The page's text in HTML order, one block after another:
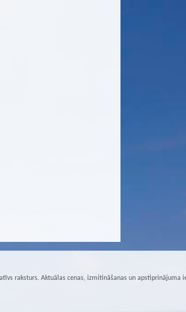
raksturs. Aktuālas cenas, izmitināšanas un apstiprinājuma